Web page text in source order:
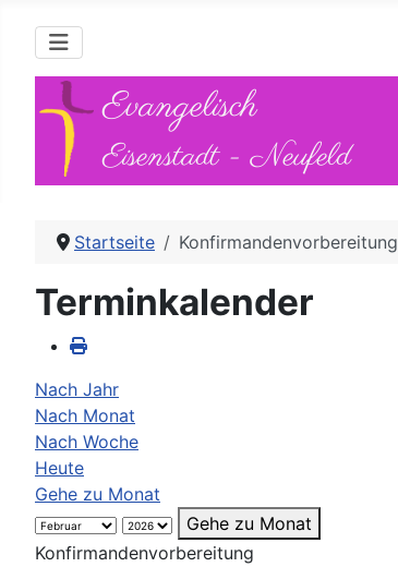
Evangelisch
Eisenstadt - Neufeld
Startseite Konfirmandenvorbereitung
Terminkalender
Nach Jahr
Nach Monat
Nach Woche
Heute
Gehe zu Monat
Gehe zu Monat
Konfirmandenvorbereitung